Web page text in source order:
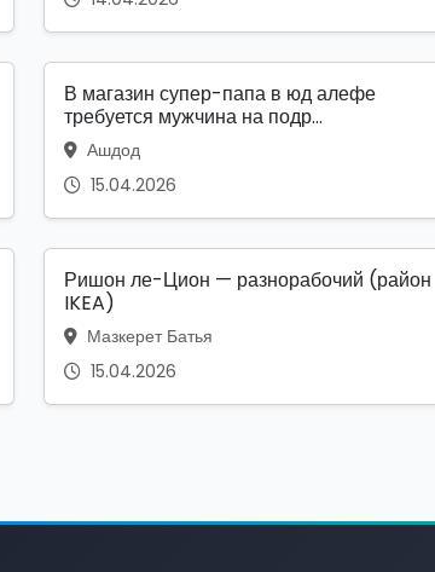
В магазин супер-папа в юд алефе
требуется мужчина на подр...
Ашдод
15.04.2026
Ришон ле-Цион — разнорабочий (район
IKEA)
Мазкерет Батья
15.04.2026